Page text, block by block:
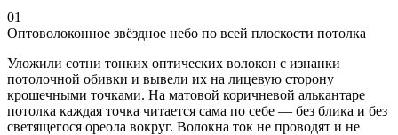
01
Оптоволоконное звёздное небо по всей плоскости потолка
Уложили сотни тонких оптических волокон с изнанки
потолочной обивки и вывели их на лицевую сторону
крошечными точками. На матовой коричневой алькантаре
потолка каждая точка читается сама по себе — без блика и без
светящегося ореола вокруг. Волокна ток не проводят и не